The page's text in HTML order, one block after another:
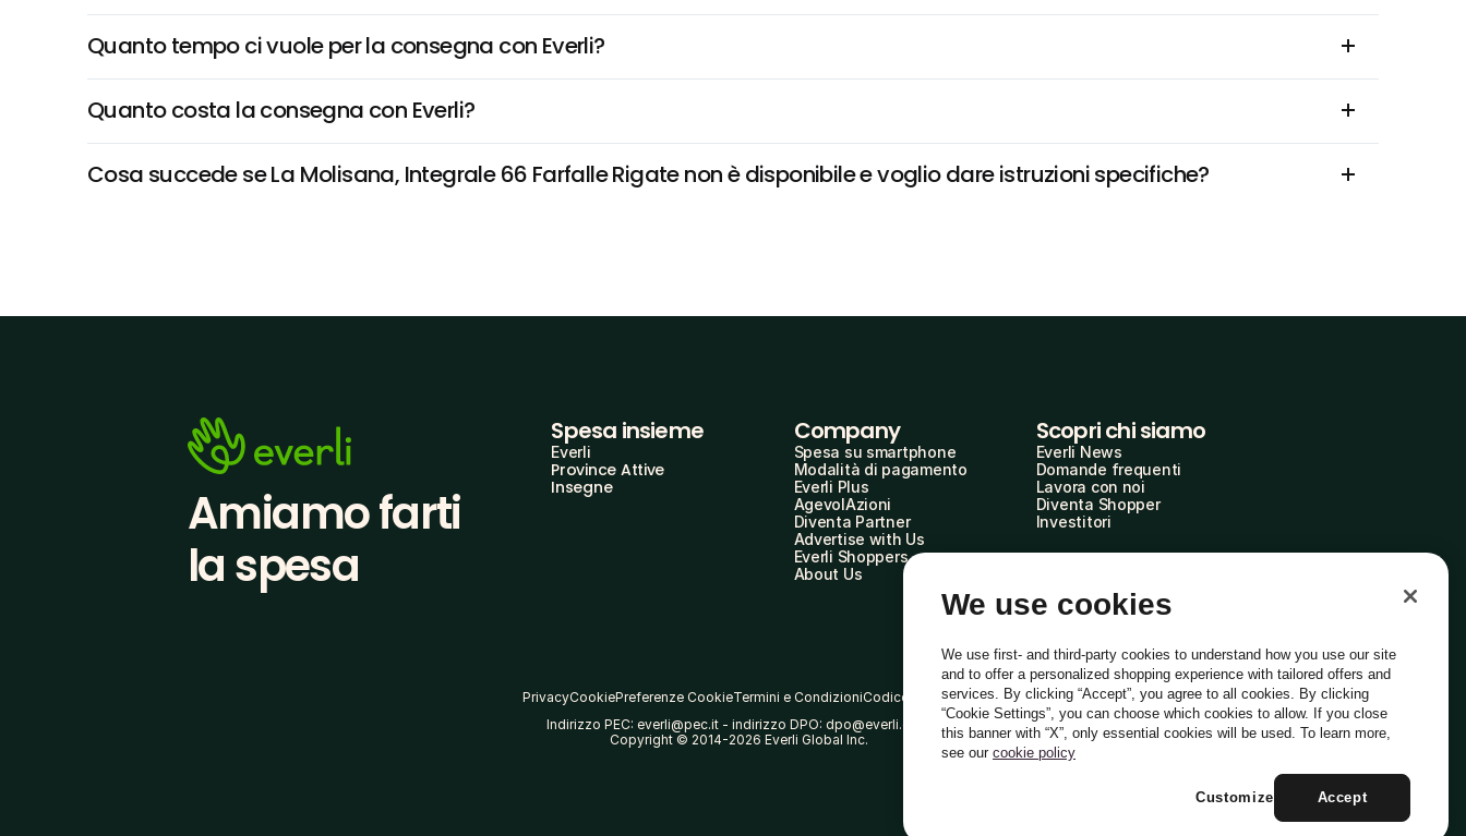
Quanto tempo ci vuole per la consegna con Everli?
Quanto costa la consegna con Everli?
Cosa succede se La Molisana, Integrale 66 Farfalle Rigate non è disponibile e voglio dare istruzioni specifiche?
Amiamo farti
la spesa
Spesa insieme
Everli
Province Attive
Insegne
Company
Spesa su smartphone
Modalità di pagamento
Everli Plus
AgevolAzioni
Diventa Partner
Advertise with Us
Everli Shoppers
About Us
Scopri chi siamo
Everli News
Domande frequenti
Lavora con noi
Diventa Shopper
Investitori
PrivacyCookiePreferenze CookieTermini e CondizioniCodice Etico
Indirizzo PEC: everli@pec.it - indirizzo DPO: dpo@everli.com
Copyright © 2014-2026 Everli Global Inc.
Italiano
We use cookies
We use first- and third-party cookies to understand how you use our site
and to offer a personalized shopping experience with tailored offers and
services. By clicking “Accept”, you agree to all cookies. By clicking
“Cookie Settings”, you can choose which cookies to allow. If you close
this banner with “X”, only essential cookies will be used. To learn more,
see our cookie policy
Accept
Customize